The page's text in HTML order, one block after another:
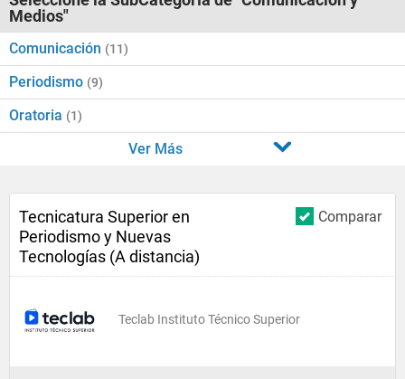
Medios"
Comunicación (11)
Periodismo (9)
Oratoria (1)
Ver Más
Comparar
Tecnicatura Superior en
Periodismo y Nuevas
Tecnologías (A distancia)
Teclab Instituto Técnico Superior